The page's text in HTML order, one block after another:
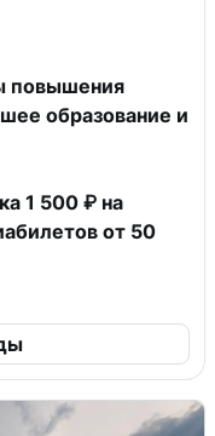
повышения
образование и
1 500 ₽ на
от 50